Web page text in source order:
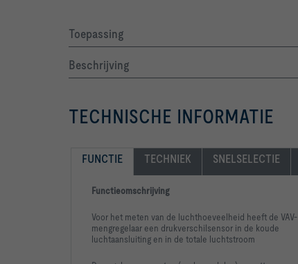
-   Inspection access for cleaning to VDI 6022
Toepassing
Beschrijving
TECHNISCHE INFORMATIE
FUNCTIE TECHNIEK SNELSELECTIE
Functieomschrijving
Voor het meten van de luchthoeveelheid heeft de VAV-
mengregelaar een drukverschilsensor in de koude
luchtaansluiting en in de totale luchtstroom